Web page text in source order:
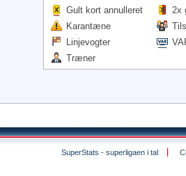
Gult kort annulleret
2x
Karantæne
Linjevogter
Træner
SuperStats - superligaen i tal